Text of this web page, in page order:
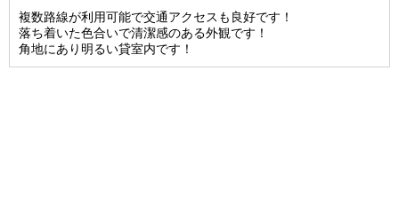
複数路線が利用可能で交通アクセスも良好です！
落ち着いた色合いで清潔感のある外観です！
角地にあり明るい貸室内です！